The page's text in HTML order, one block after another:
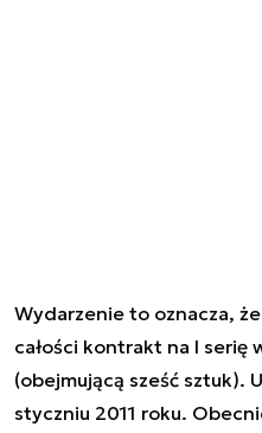
Wydarzenie to oznacza,
całości kontrakt na I
(obejmującą sześć sztuk).
styczniu 2011 roku.